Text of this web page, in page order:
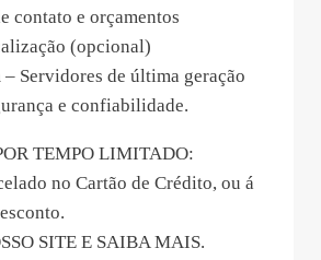
contato e orçamentos
(opcional)
– Servidores de última geração
e confiabilidade.
TEMPO LIMITADO:
no Cartão de Crédito, ou á
SITE E SAIBA MAIS.